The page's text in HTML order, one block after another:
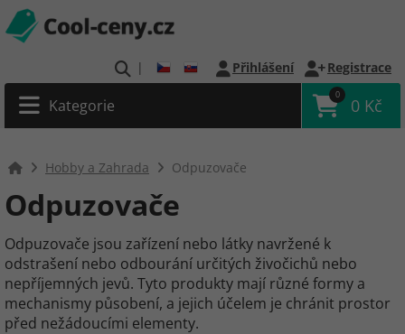
| Přihlášení Registrace
Kategorie
0
0 Kč
Hobby a Zahrada Odpuzovače
Odpuzovače
Odpuzovače jsou zařízení nebo látky navržené k
odstrašení nebo odbourání určitých živočichů nebo
nepříjemných jevů. Tyto produkty mají různé formy a
mechanismy působení, a jejich účelem je chránit prostor
před nežádoucími elementy.